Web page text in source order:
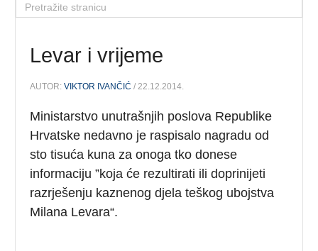
Levar i vrijeme
AUTOR:VIKTOR IVANČIĆ / 22.12.2014.
Ministarstvo unutrašnjih poslova Republike
Hrvatske nedavno je raspisalo nagradu od
sto tisuća kuna za onoga tko donese
informaciju ”koja će rezultirati ili doprinijeti
razrješenju kaznenog djela teškog ubojstva
Milana Levara“.